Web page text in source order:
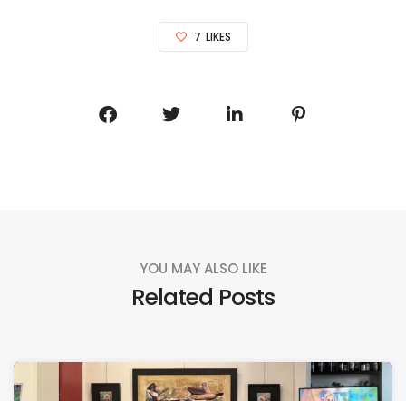
7 LIKES
YOU MAY ALSO LIKE
Related Posts